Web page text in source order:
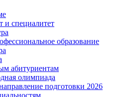
и специалитет
образование
абитуриентам
олимпиада
подготовки 2026